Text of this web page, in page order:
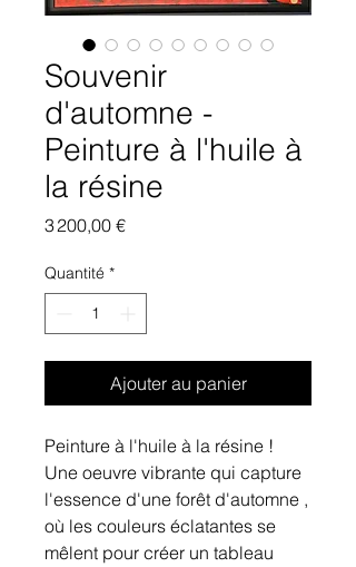
Souvenir
d'automne -
Peinture à l'huile à
la résine
3 200,00 €Prix
Quantité *
Ajouter au panier
Peinture à l'huile à la résine !
Une oeuvre vibrante qui capture
l'essence d'une forêt d'automne ,
où les couleurs éclatantes se
mêlent pour créer un tableau